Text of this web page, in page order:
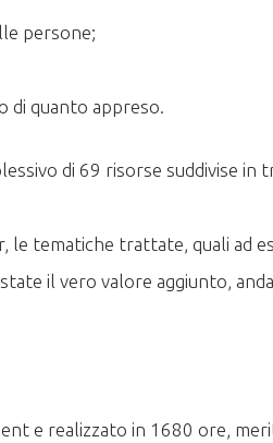
persone;
di quanto appreso.
di 69 risorse suddivise in
tematiche trattate, quali ad
il vero valore aggiunto,
e realizzato in 1680 ore,